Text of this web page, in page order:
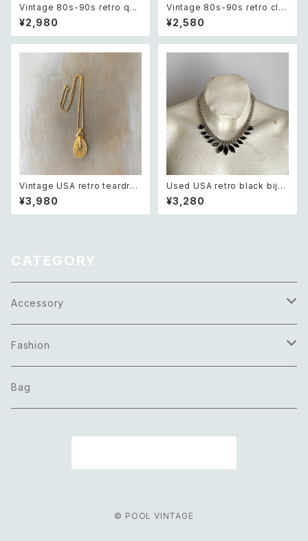
Vintage 80s-90s retro quil
ting design earring レトロ
ヴィンテージ アクセサリー ゴー
ルド キルティング デザイン イヤ
¥2,980
Vintage 80s-90s retro cla
ssical textured design ear
ring レトロ ヴィンテージ アクセ
サリー ゴールド クラシカル テク
¥2,580
Vintage USA retro teardro
p open charm necklace レ
トロ アメリカ ヴィンテージ アク
セサリー ゴールド ティアドロッ
¥3,980
Used USA retro black bijo
u necklace レトロ アメリカ ユ
ーズド アクセサリー ブラック ビ
ジュー ネックレス
¥3,280
CATEGORY
Accessory
Necklace
Pierce
Fashion
Tops
Bag
© POOL VINTAGE